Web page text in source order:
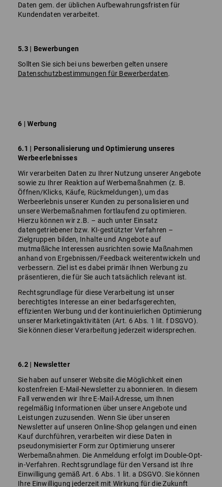
Daten gem. der üblichen Aufbewahrungsfristen für
Kundendaten verarbeitet.
5.3 | Bewerbungen
Sollten Sie sich bei uns bewerben gelten unsere
Datenschutzbestimmungen für Bewerberdaten.
6 | Werbung
6.1 | Personalisierung und Optimierung unseres
Werbeerlebnisses
Wir verarbeiten Daten zu Ihrer Nutzung unserer Angebote
sowie zu Ihrer Reaktion auf Werbemaßnahmen (z. B.
Öffnen/Klicks, Käufe, Rückmeldungen), um das
Werbeerlebnis unserer Kunden zu personalisieren und
unsere Werbemaßnahmen fortlaufend zu optimieren.
Hierzu können wir z.B. – auch unter Einsatz
datengetriebener bzw. KI-gestützter Verfahren –
Zielgruppen bilden, Inhalte und Angebote auf
mutmaßliche Interessen ausrichten sowie Maßnahmen
anhand von Ergebnissen/Feedback weiterentwickeln und
verbessern. Ziel ist es dabei primär Ihnen Werbung zu
präsentieren, die für Sie auch tatsächlich relevant ist.
Rechtsgrundlage für diese Verarbeitung ist unser
berechtigtes Interesse an einer bedarfsgerechten,
effizienten Werbung und der kontinuierlichen Optimierung
unserer Marketingaktivitäten (Art. 6 Abs. 1 lit. f DSGVO).
Sie können dieser Verarbeitung jederzeit widersprechen.
6.2 | Newsletter
Sie haben auf unserer Website die Möglichkeit einen
kostenfreien E-Mail-Newsletter zu abonnieren. In diesem
Fall verwenden wir Ihre E-Mail-Adresse, um Ihnen
regelmäßig Informationen über unsere Angebote und
Leistungen zuzusenden. Wenn Sie über unseren
Newsletter auf unseren Online-Shop gelangen und einen
Kauf durchführen, verarbeiten wir diese Daten in
pseudonymisierter Form zur Optimierung unserer
Werbemaßnahmen. Die Anmeldung erfolgt im Double-Opt-
in-Verfahren. Rechtsgrundlage für den Versand ist Ihre
Einwilligung gemäß Art. 6 Abs. 1 lit. a DSGVO. Sie können
Ihre Einwilligung jederzeit mit Wirkung für die Zukunft